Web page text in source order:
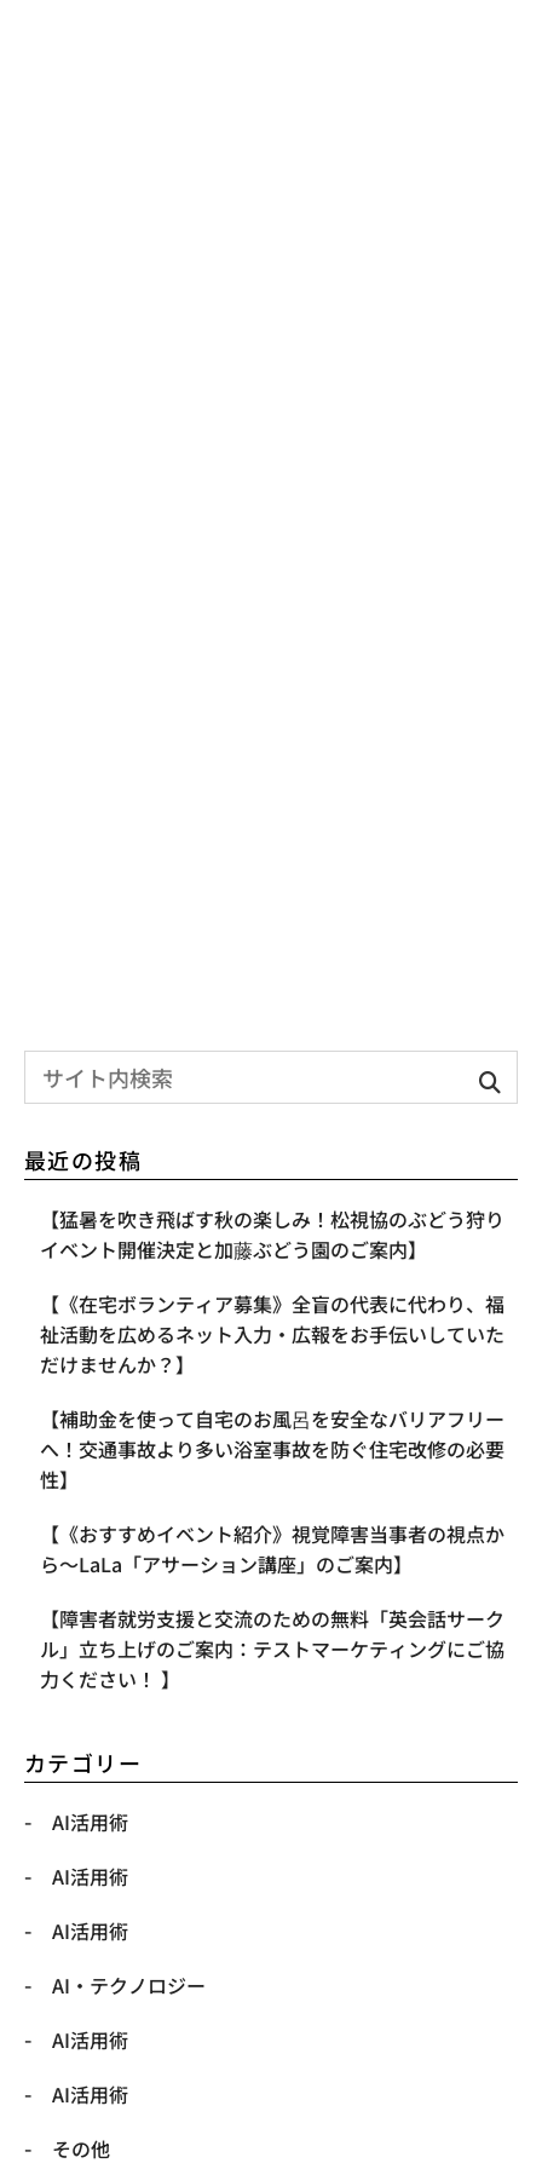
最近の投稿
【​猛暑を吹き飛ばす秋の楽しみ！松視協のぶどう狩り
イベント開催決定と加藤ぶどう園のご案内】
【《在宅ボランティア募集》全盲の代表に代わり、福
祉活動を広めるネット入力・広報をお手伝いしていた
だけませんか？】
【補助金を使って自宅のお風呂を安全なバリアフリー
へ！交通事故より多い浴室事故を防ぐ住宅改修の必要
性】
【《おすすめイベント紹介》視覚障害当事者の視点か
ら〜LaLa「アサーション講座」のご案内】
【​障害者就労支援と交流のための無料「英会話サーク
ル」立ち上げのご案内：テストマーケティングにご協
力ください！ 】
カテゴリー
AI活用術
AI活用術
AI活用術
​AI・テクノロジー
​AI活用術
​AI活用術
​その他